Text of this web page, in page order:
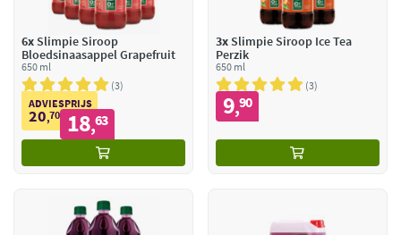
6x Slimpie Siroop
Bloedsinaasappel Grapefruit
650 ml
3
ADVIESPRIJS
20,70 18,63
3xSlimpie Siroop Ice Tea
Perzik
650 ml
3
9,90